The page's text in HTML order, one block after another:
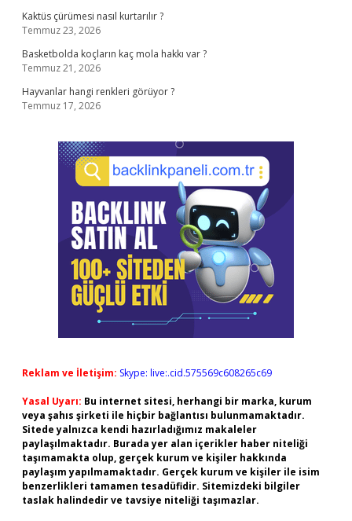
Kaktüs çürümesi nasıl kurtarılır ?
Temmuz 23, 2026
Basketbolda koçların kaç mola hakkı var ?
Temmuz 21, 2026
Hayvanlar hangi renkleri görüyor ?
Temmuz 17, 2026
Reklam ve İletişim: Skype: live:.cid.575569c608265c69
Yasal Uyarı: Bu internet sitesi, herhangi bir marka, kurum
veya şahıs şirketi ile hiçbir bağlantısı bulunmamaktadır.
Sitede yalnızca kendi hazırladığımız makaleler
paylaşılmaktadır. Burada yer alan içerikler haber niteliği
taşımamakta olup, gerçek kurum ve kişiler hakkında
paylaşım yapılmamaktadır. Gerçek kurum ve kişiler ile isim
benzerlikleri tamamen tesadüfidir. Sitemizdeki bilgiler
taslak halindedir ve tavsiye niteliği taşımazlar.